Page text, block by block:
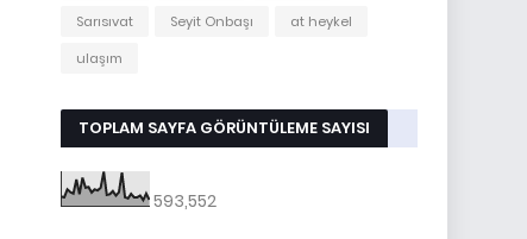
Sarısıvat
Seyit Onbaşı
at heykel
ulaşım
TOPLAM SAYFA GÖRÜNTÜLEME SAYISI
593,552